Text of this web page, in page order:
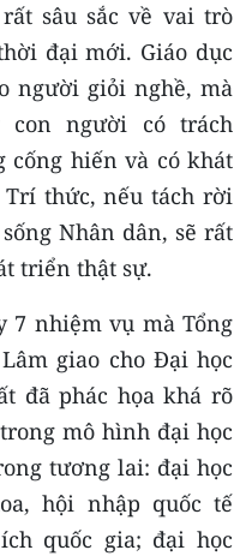
sâu sắc về vai trò
đại mới. Giáo dục
người giỏi nghề, mà
con người có trách
hiến và có khát
thức, nếu tách rời
Nhân dân, sẽ rất
triển thật sự.
7 nhiệm vụ mà Tổng
giao cho Đại học
đã phác họa khá rõ
mô hình đại học
tương lai: đại học
hội nhập quốc tế
quốc gia; đại học